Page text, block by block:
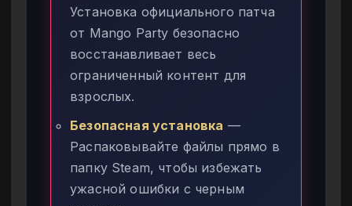
Установка официального патча
от Mango Party безопасно
восстанавливает весь
ограниченный контент для
взрослых.
Безопасная установка —
Распаковывайте файлы прямо в
папку Steam, чтобы избежать
ужасной ошибки с черным